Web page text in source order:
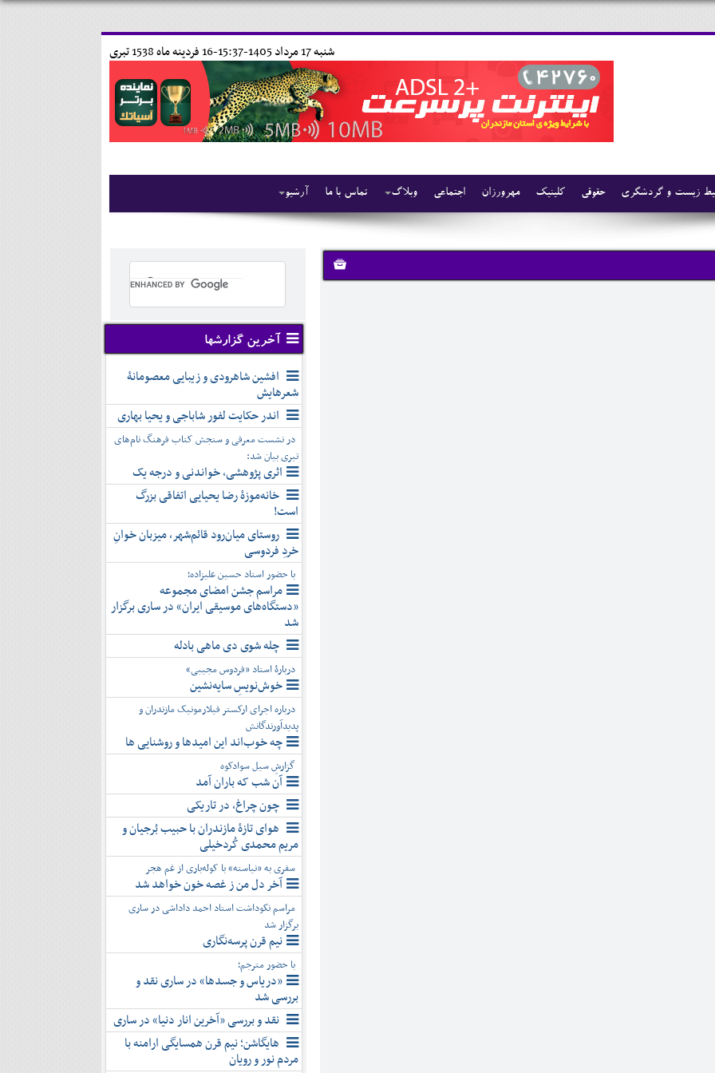
16 فردينه ماه 1538 تبری شنبه 17 مرداد 1405-15:37-
آرشیو تماس با ما وبلاگ اجتماعی مهرورزان کلینیک حقوقی زیست و گردشگری
آخرین گزارشها
افشین شاهرودی و زیبایی معصومانۀ
شعرهایش
اندر حکایت لفور شاباجی و یحیا بهاری
در نشست معرفی و سنجش کتاب فرهنگ نام‌های
تبری بیان شد:
اثری پژوهشی، خواندنی و درجه یک
خانه‌موزۀ رضا یحیایی اتفاقی بزرگ
است!
روستای میان‌رود قائم‌شهر، میزبان خوانِ
خردِ فردوسی
با حضور استاد حسین علیزاده؛
مراسم جشن امضای مجموعه
«دستگاه‌های موسیقی ایران» در ساری برگزار
شد
چله شوی دی ماهی بادله
دربارۀ استاد «فردوس مجیبی»
خوش‌نویسِ سایه‌نشین
درباره اجرای ارکستر فیلارمونیک مازندران و
پدیدآورندگانش
چه خوب‌اند این امیدها و روشنایی ها
گزارشِ سیل سوادکوه
آن شب که باران آمد
چون چراغ، در تاریکی
هوای تازۀ مازندران با حبیب بُرجیان و
مریم محمدی کُردخیلی
سفری به «نیاسته» با کوله‌باری از غم هجر
آخر دل من ز غصه خون خواهد شد
مراسم نکوداشت استاد احمد داداشی در ساری
برگزار شد
نیم قرن پرسه‌نگاری
با حضور مترجم؛
«دریاس و جسدها» در ساری نقد و
بررسی شد
نقد و بررسی «آخرین انار دنیا» در ساری
هایگاشن؛ نیم قرن همسایگی ارامنه با
مردم نور و رویان